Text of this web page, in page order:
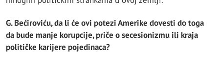
G. Bećiroviću, da li će ovi potezi Amerike dovesti do toga
da bude manje korupcije, priče o secesionizmu ili kraja
političke karijere pojedinaca?